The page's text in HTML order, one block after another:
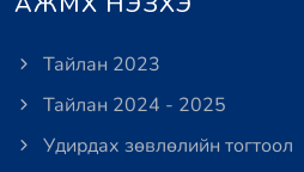
Тайлан 2023
Тайлан 2024 - 2025
Удирдах зөвлөлийн тогтоол